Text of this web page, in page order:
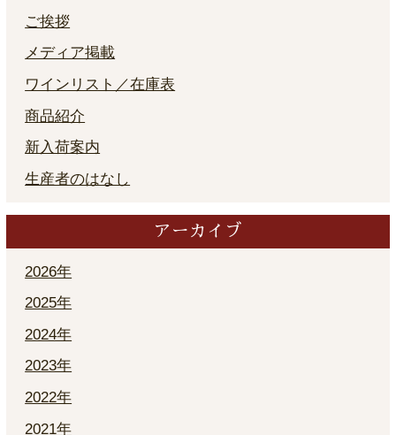
ご挨拶
メディア掲載
ワインリスト／在庫表
商品紹介
新入荷案内
生産者のはなし
アーカイブ
2026年
2025年
2024年
2023年
2022年
2021年